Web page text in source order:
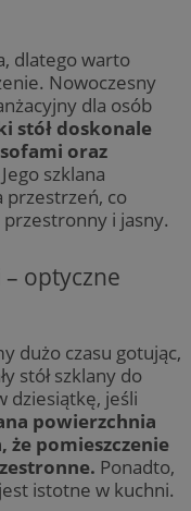
dlatego warto
Nowoczesny
dla osób
stół doskonale
oraz
Jego szklana
przestrzeń, co
i jasny.
– optyczne
dużo czasu gotując,
stół szklany do
dziesiątkę, jeśli
powierzchnia
że pomieszczenie
Ponadto,
istotne w kuchni.